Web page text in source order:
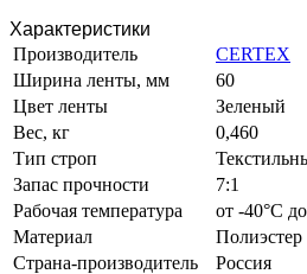
Характеристики
Производитель
CERTEX
Ширина ленты, мм
60
Цвет ленты
Зеленый
Вес, кг
0,460
Тип строп
Запас прочности
7:1
Рабочая температура
от -40°C
Материал
Полиэстер
Страна-производитель
Россия